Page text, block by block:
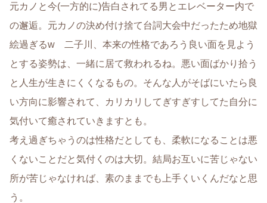
元カノと今(一方的に)告白されてる男とエレベーター内で
の邂逅。元カノの決め付け捨て台詞大会中だったため地獄
絵過ぎるw 二子川、本来の性格であろう良い面を見よう
とする姿勢は、一緒に居て救われるね。悪い面ばかり拾う
と人生が生きにくくなるもの。そんな人がそばにいたら良
い方向に影響されて、カリカリしてぎすぎすしてた自分に
気付いて癒されていきますとも。
考え過ぎちゃうのは性格だとしても、柔軟になることは悪
くないことだと気付くのは大切。結局お互いに苦じゃない
所が苦じゃなければ、素のままでも上手くいくんだなと思
う。